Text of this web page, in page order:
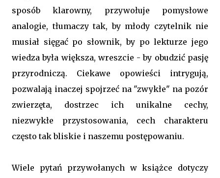
sposób klarowny, przywołuje pomysłowe
analogie, tłumaczy tak, by młody czytelnik nie
musiał sięgać po słownik, by po lekturze jego
wiedza była większa, wreszcie - by obudzić pasję
przyrodniczą. Ciekawe opowieści intrygują,
pozwalają inaczej spojrzeć na "zwykłe" na pozór
zwierzęta, dostrzec ich unikalne cechy,
niezwykłe przystosowania, cech charakteru
często tak bliskie i naszemu postępowaniu.
Wiele pytań przywołanych w książce dotyczy